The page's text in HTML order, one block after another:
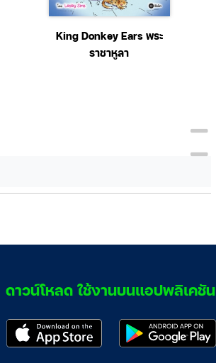
King Donkey Ears พระ
ราชาหูลา
ดาวน์โหลด ใช้งานบนแอปพลิเคชัน